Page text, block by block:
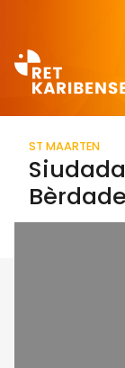
ST MAARTEN